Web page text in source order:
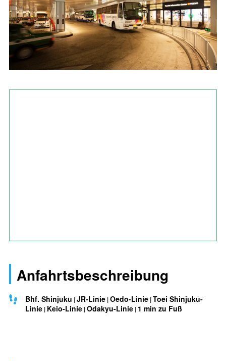
Anfahrtsbeschreibung
Bhf. Shinjuku JR-Linie Oedo-Linie Toei Shinjuku-
Linie Keio-Linie Odakyu-Linie 1 min zu Fuß